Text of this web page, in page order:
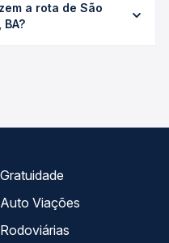
R$ 486,67 e varia
o tipo de poltrona
a rota de São
Gratuidade
Auto Viações
Rodoviárias